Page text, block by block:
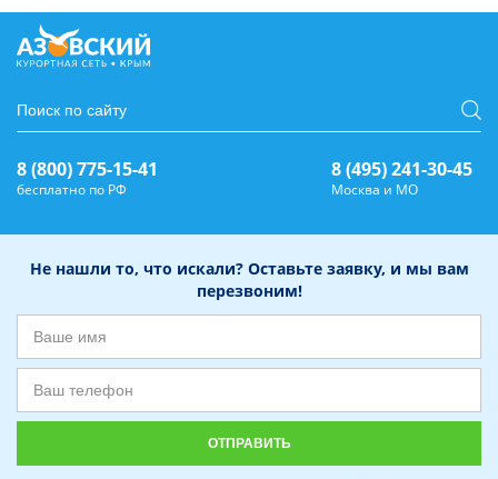
8 (800) 775-15-41
бесплатно по РФ
8 (495) 241-30-45
Москва и МО
Не нашли то, что искали? Оставьте заявку, и мы вам
перезвоним!